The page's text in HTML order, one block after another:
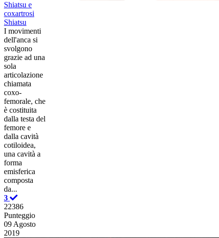
Shiatsu e
coxartrosi
Shiatsu
​I movimenti
dell'anca si
svolgono
grazie ad una
sola
articolazione
chiamata
coxo-
femorale, che
è costituita
dalla testa del
femore e
dalla cavità
cotiloidea,
una cavità a
forma
emisferica
composta
da...
3
22386
Punteggio
09 Agosto
2019